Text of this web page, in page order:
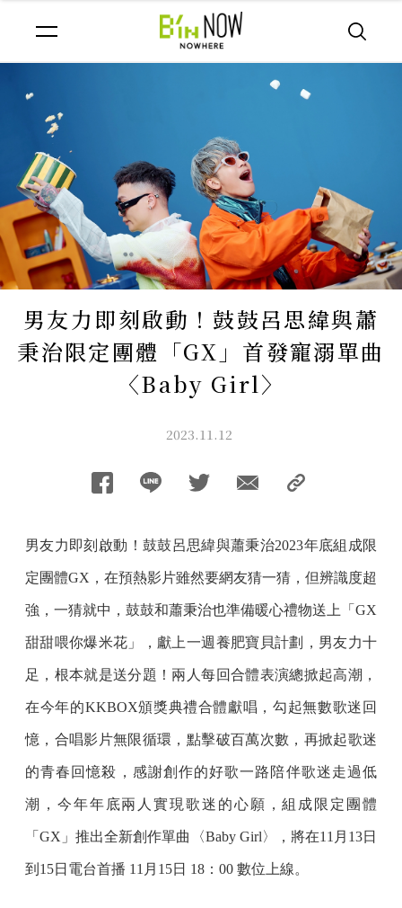
男友力即刻啟動！鼓鼓呂思緯與蕭
秉治限定團體「GX」首發寵溺單曲
〈Baby Girl〉
2023.11.12
男友力即刻啟動！鼓鼓呂思緯與蕭秉治2023年底組成限
定團體GX，在預熱影片雖然要網友猜一猜，但辨識度超
強，一猜就中，鼓鼓和蕭秉治也準備暖心禮物送上「GX
甜甜喂你爆米花」，獻上一週養肥寶貝計劃，男友力十
足，根本就是送分題！兩人每回合體表演總掀起高潮，
在今年的KKBOX頒獎典禮合體獻唱，勾起無數歌迷回
憶，合唱影片無限循環，點擊破百萬次數，再掀起歌迷
的青春回憶殺，感謝創作的好歌一路陪伴歌迷走過低
潮，今年年底兩人實現歌迷的心願，組成限定團體
「GX」推出全新創作單曲〈Baby Girl〉，將在11月13日
到15日電台首播 11月15日 18：00 數位上線。